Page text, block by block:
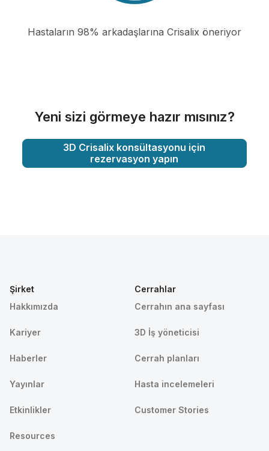
Hastaların 98% arkadaşlarına Crisalix öneriyor
Yeni sizi görmeye hazır mısınız?
3D Crisalix konsültasyonu için
rezervasyon yapın
Şirket
Hakkımızda
Kariyer
Haberler
Yayınlar
Etkinlikler
Resources
Cerrahlar
Cerrahın ana sayfası
3D İş yöneticisi
Cerrah planları
Hasta incelemeleri
Customer Stories